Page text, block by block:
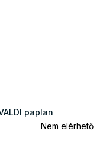
paplan
Nem elérhető